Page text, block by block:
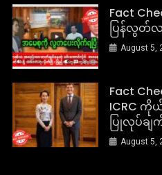
Fact
ပြန်လွတ်
August 5,
Fact
ICRC ကို
ပြုလုပ်ချ
August 5,